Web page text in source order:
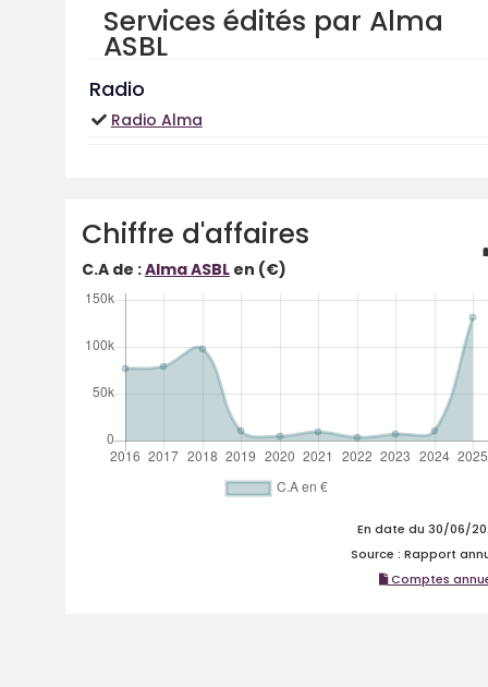
Services édités par Alma
ASBL
Radio
Radio Alma
Chiffre d'affaires
C.A de :Alma ASBLen (€)
En date du 30/06/
Source : Rapport
Comptes